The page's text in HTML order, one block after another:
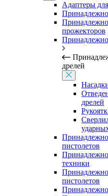
Адаптеры
прожекторов
дрелей
дрелей
пистолетов
техники
пистолетов